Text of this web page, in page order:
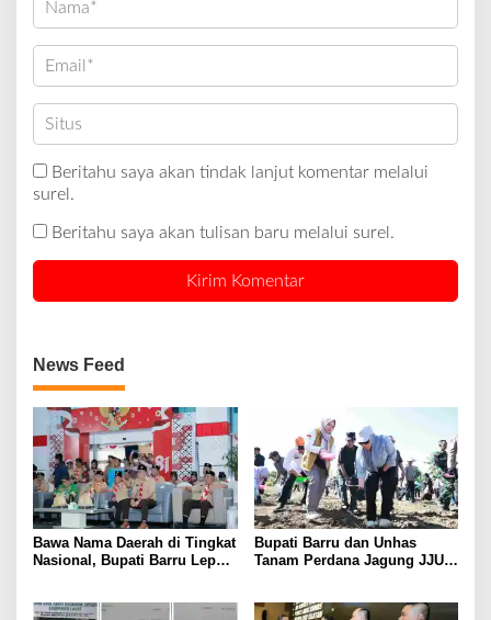
Beritahu saya akan tindak lanjut komentar melalui
surel.
Beritahu saya akan tulisan baru melalui surel.
News Feed
Bawa Nama Daerah di Tingkat
Nasional, Bupati Barru Lepas
Bupati Barru dan Unhas
Tanam Perdana Jagung JJUH,